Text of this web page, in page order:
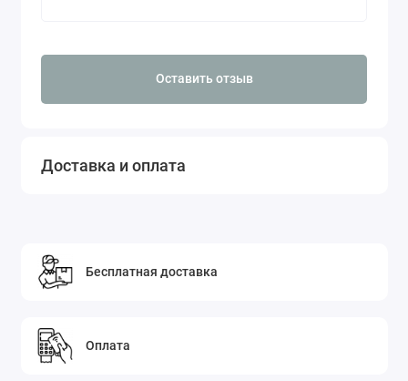
Оставить отзыв
Доставка и оплата
Бесплатная доставка
Оплата